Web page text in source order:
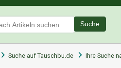
Suche
Suche auf Tauschbu.de Ihre Suche